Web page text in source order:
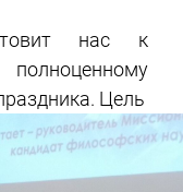
нас к
Цель